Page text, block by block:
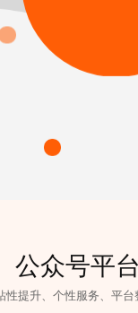
公众号平
提升、个性服务、平台